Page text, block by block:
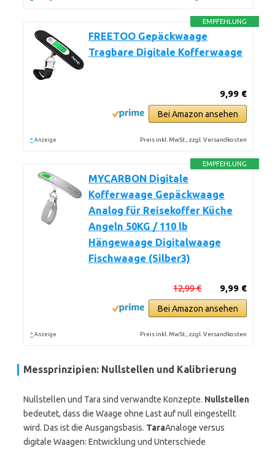
EMPFEHLUNG
FREETOO Gepäckwaage
Tragbare Digitale Kofferwaage
9,99 €
Bei Amazon ansehen
* Anzeige Preis inkl. MwSt., zzgl. Versandkosten
EMPFEHLUNG
MYCARBON Digitale
Kofferwaage Gepäckwaage
Analog für Reisekoffer Küche
Angeln 50KG / 110 lb
Hängewaage Digitalwaage
Fischwaage (Silber3)
9,99 €
12,99 €
Bei Amazon ansehen
* Anzeige Preis inkl. MwSt., zzgl. Versandkosten
Messprinzipien: Nullstellen und Kalibrierung
Nullstellen und Tara sind verwandte Konzepte. Nullstellen
bedeutet, dass die Waage ohne Last auf null eingestellt
wird. Das ist die Ausgangsbasis. TaraAnaloge versus
digitale Waagen: Entwicklung und Unterschiede